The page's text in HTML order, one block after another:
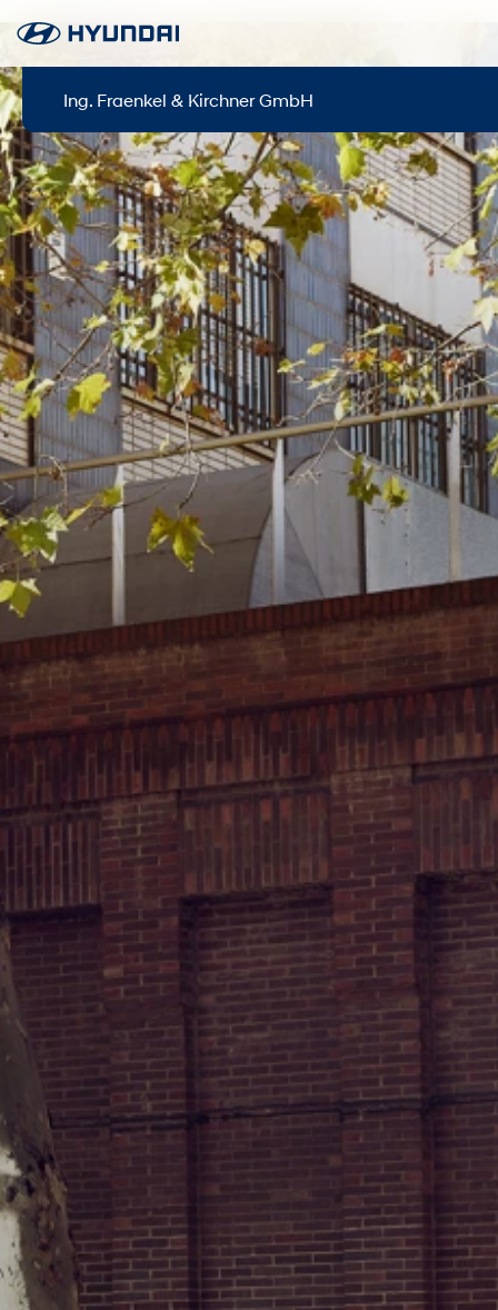
Ing. Fraenkel & Kirchner GmbH